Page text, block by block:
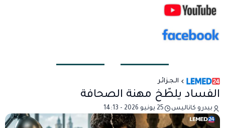
الـجـزائـر
الفساد يلطّخ مهنة الصحافة
بيدرو كاناليس 25 يونيو 2026 - 14:13